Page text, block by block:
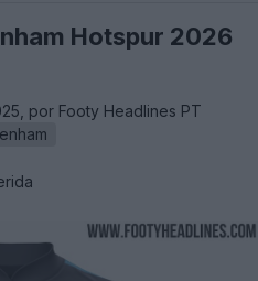
Hotspur 2026
por Footy Headlines PT